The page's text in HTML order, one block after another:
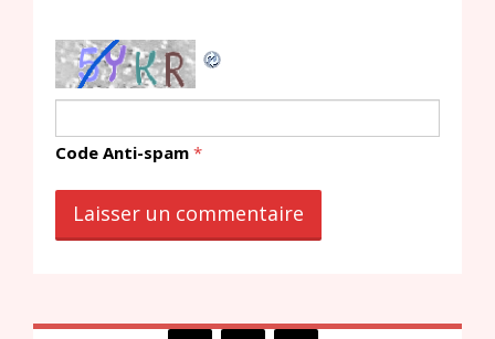
Code Anti-spam *